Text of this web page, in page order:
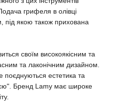
грифеля в олівці
під якою також прихована
своїм високоякісним та
та лаконічним дизайном.
естетика та
Бренд Lamy має широке